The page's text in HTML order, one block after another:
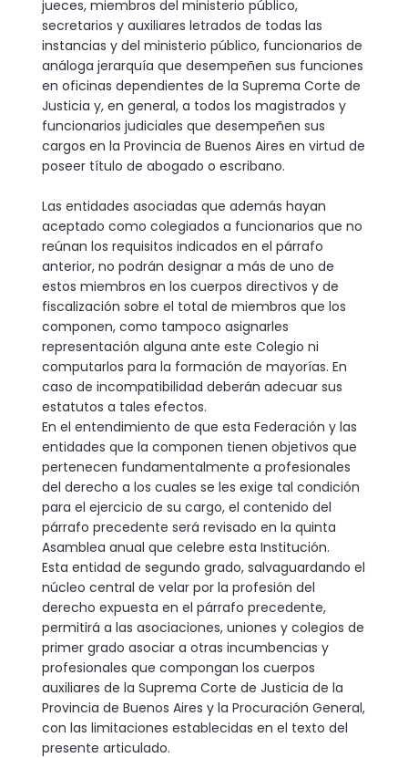
jueces, miembros del ministerio público,
secretarios y auxiliares letrados de todas las
instancias y del ministerio público, funcionarios de
análoga jerarquía que desempeñen sus funciones
en oficinas dependientes de la Suprema Corte de
Justicia y, en general, a todos los magistrados y
funcionarios judiciales que desempeñen sus
cargos en la Provincia de Buenos Aires en virtud de
poseer título de abogado o escribano.
Las entidades asociadas que además hayan
aceptado como colegiados a funcionarios que no
reúnan los requisitos indicados en el párrafo
anterior, no podrán designar a más de uno de
estos miembros en los cuerpos directivos y de
fiscalización sobre el total de miembros que los
componen, como tampoco asignarles
representación alguna ante este Colegio ni
computarlos para la formación de mayorías. En
caso de incompatibilidad deberán adecuar sus
estatutos a tales efectos.
En el entendimiento de que esta Federación y las
entidades que la componen tienen objetivos que
pertenecen fundamental­mente a profesionales
del derecho a los cuales se les exige tal condición
para el ejercicio de su cargo, el contenido del
párrafo pre­cedente será revisado en la quinta
Asamblea anual que celebre esta Institución.
Esta entidad de segundo grado, salvaguardando el
núcleo central de velar por la profesión del
derecho expuesta en el párrafo precedente,
permitirá a las asociaciones, uniones y colegios de
primer grado asociar a otras incumbencias y
profesionales que compongan los cuerpos
auxiliares de la Suprema Corte de Justicia de la
Provincia de Buenos Aires y la Procuración General,
con las limitaciones establecidas en el texto del
presente articulado.